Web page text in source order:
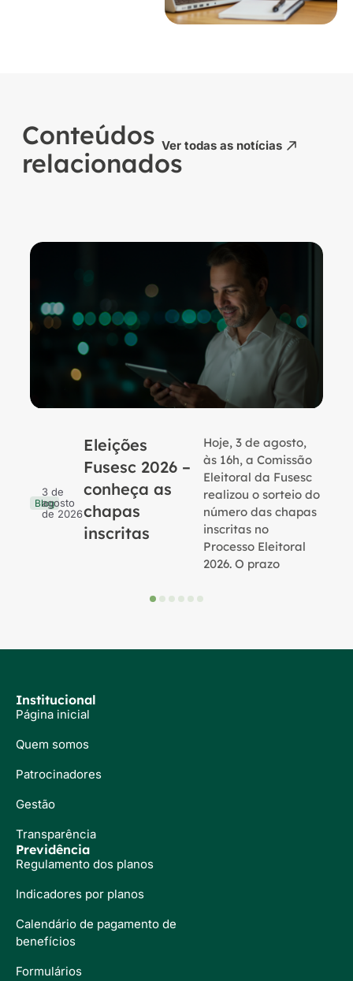
Conteúdos
relacionados
Ver todas as notícias
Blog
3 de
agosto
de 2026
Eleições
Fusesc 2026 –
conheça as
chapas
inscritas
Hoje, 3 de agosto,
às 16h, a Comissão
Eleitoral da Fusesc
realizou o sorteio do
número das chapas
inscritas no
Processo Eleitoral
2026. O prazo
Institucional
Página inicial
Quem somos
Patrocinadores
Gestão
Transparência
Previdência
Regulamento dos planos
Indicadores por planos
Calendário de pagamento de
benefícios
Formulários